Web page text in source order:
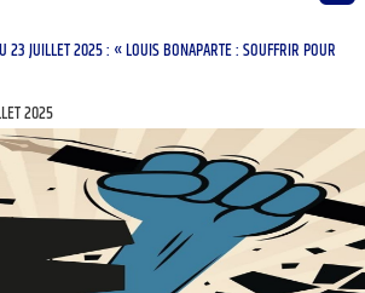
23 JUILLET 2025 : « LOUIS BONAPARTE : SOUFFRIR POUR
2025